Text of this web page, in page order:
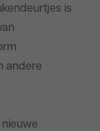
is
andere